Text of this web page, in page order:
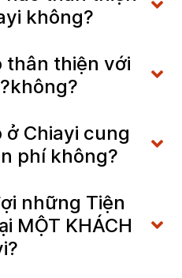
không?
thân thiện với
ở Chiayi cung
phí không?
những Tiện
MỘT KHÁCH